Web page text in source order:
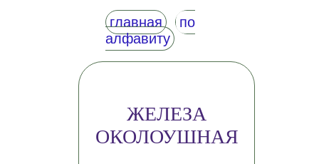
главная
по
алфавиту
ЖЕЛЕЗА
ОКОЛОУШНАЯ